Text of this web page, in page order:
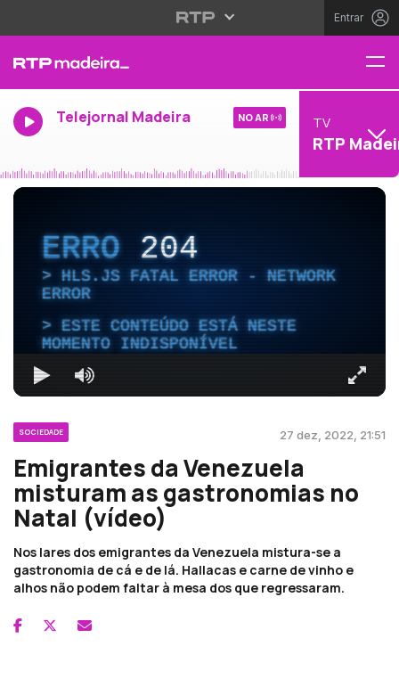
Entrar
Telejornal Madeira NO AR TV
RTP
ERRO204
HLS.JS FATAL ERROR - NETWORK
ERROR
ESTE CONTEÚDO ESTÁ NESTE
MOMENTO INDISPONÍVEL
SOCIEDADE 27 dez, 2022, 21:51
Emigrantes da Venezuela
misturam as gastronomias no
Natal (vídeo)
Nos lares dos emigrantes da Venezuela mistura-se a
gastronomia de cá e de lá. Hallacas e carne de vinho e
alhos não podem faltar à mesa dos que regressaram.